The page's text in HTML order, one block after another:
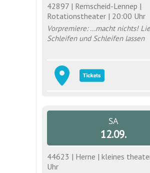
42897 | Remscheid-Lennep |
Rotationstheater | 20:00 Uhr
Vorpremiere: ...macht nichts!
Schleifen und Schleifen lassen
SA
12.09.
44623 | Herne | kleines
Uhr